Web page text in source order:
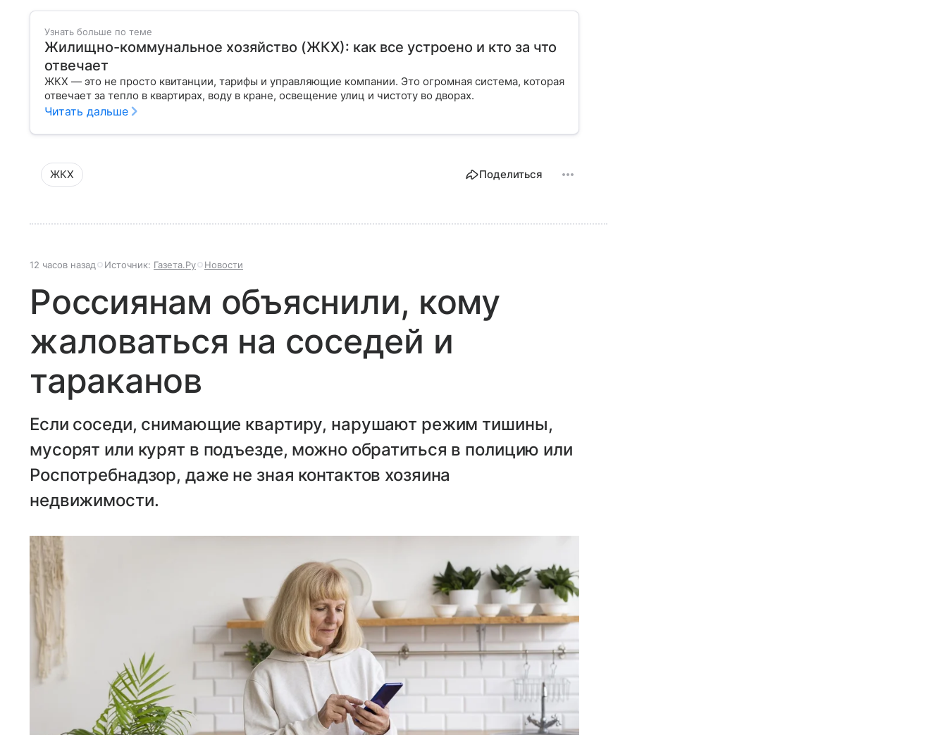
Узнать больше по теме
Жилищно-коммунальное хозяйство (ЖКХ): как все устроено и кто за что
отвечает
ЖКХ — это не просто квитанции, тарифы и управляющие компании. Это огромная система, которая
отвечает за тепло в квартирах, воду в кране, освещение улиц и чистоту во дворах.
Читать дальше
ЖКХ Поделиться
12 часов назад Источник: Газета.Ру Новости
Россиянам объяснили, кому
жаловаться на соседей и
тараканов
Если соседи, снимающие квартиру, нарушают режим тишины,
мусорят или курят в подъезде, можно обратиться в полицию или
Роспотребнадзор, даже не зная контактов хозяина
недвижимости.